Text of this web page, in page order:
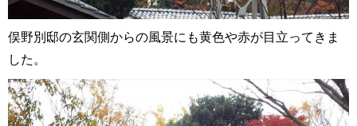
俣野別邸の玄関側からの風景にも黄色や赤が目立ってきま
した。